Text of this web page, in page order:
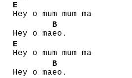
E
Hey o mum mum ma
Hey o ma
B
eo.
E
Hey o mum mum ma
Hey o ma
B
eo.